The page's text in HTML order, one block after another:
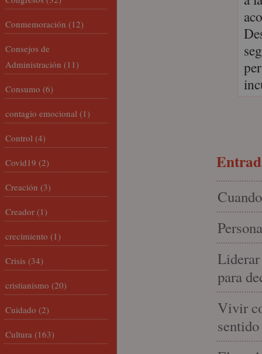
para
Vivir
Conmemoración (12)
Consejos de
Administración (11)
Consumo (6)
contagio emocional (1)
Control (4)
Covid19 (2)
Creación (3)
Creador (1)
crecimiento (1)
Crisis (34)
cristianismo (20)
Cuidado (2)
Cultura (163)